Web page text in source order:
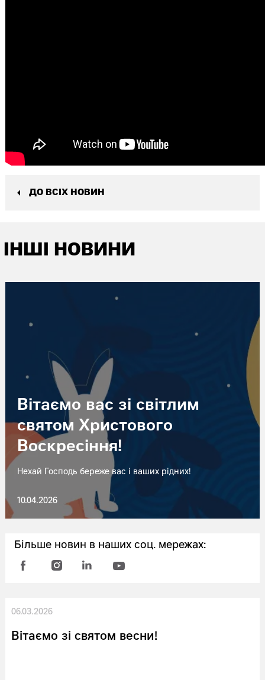
ДО ВСІХ НОВИН
ІНШІ НОВИНИ
Вітаємо вас зі світлим
святом Христового
Воскресіння!
Нехай Господь береже вас і ваших рідних!
10.04.2026
Більше новин в наших соц. мережах:
06.03.2026
Вітаємо зі святом весни!